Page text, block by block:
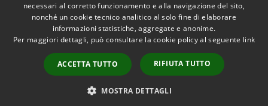
Accessibilità
Privacy
Mappa del sito
Area riservata dipendenti
Copyright © 2026 • Comune di
Caltanissetta • Powered by
Municipium•Accesso
redazione
necessari al corretto funzionamento e alla navigazione del sito,
nonché un cookie tecnico analitico al solo fine di elaborare
informazioni statistiche, aggregate e anonime.
Per maggiori dettagli, può consultare la cookie policy al seguente link
ACCETTA TUTTO RIFIUTA TUTTO
MOSTRA DETTAGLI